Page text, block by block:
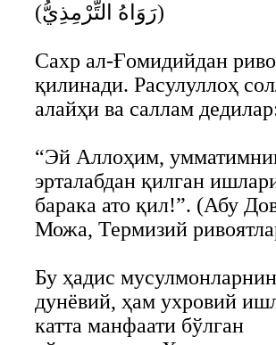
(رَوَاهُ التِّرْمِذِيُّ)
Сахр ал-Ғомидийдан
қилинади. Расулуллоҳ
алайҳи ва саллам
“Эй Аллоҳим,
эрталабдан қилган
барака ато қил!”. (Абу
Можа, Термизий
Бу ҳадис
дунёвий, ҳам ухровий
катта манфаати бўлган